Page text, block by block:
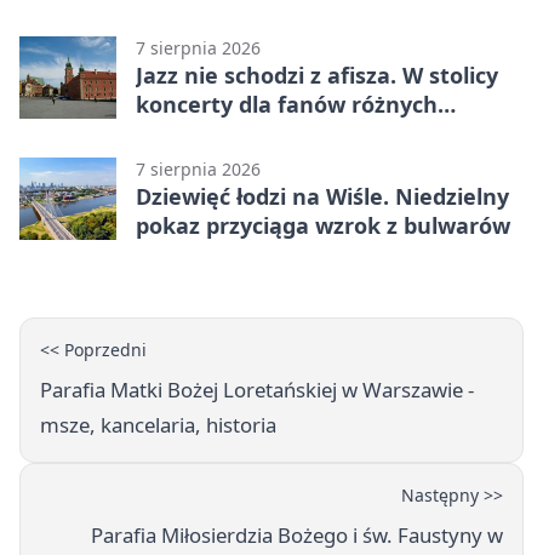
7 sierpnia 2026
Jazz nie schodzi z afisza. W stolicy
koncerty dla fanów różnych
7 sierpnia 2026
Dziewięć łodzi na Wiśle. Niedzielny
pokaz przyciąga wzrok z bulwarów
<< Poprzedni
Parafia Matki Bożej Loretańskiej w Warszawie -
msze, kancelaria, historia
Następny >>
Parafia Miłosierdzia Bożego i św. Faustyny w